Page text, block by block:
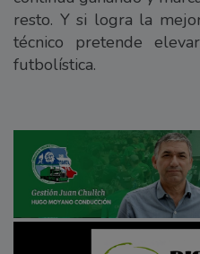
resto. Y si logra la
técnico pretende
futbolística.